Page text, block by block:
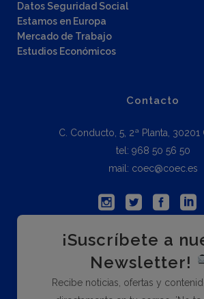
Datos Seguridad Social
Estamos en Europa
Mercado de Trabajo
Estudios Económicos
Contacto
C. Conducto, 5, 2ª Planta, 30201
tel: 968 50 56 50
mail: coec@coec.es
¡Suscríbete a
Newsletter!
Recibe noticias, ofertas y